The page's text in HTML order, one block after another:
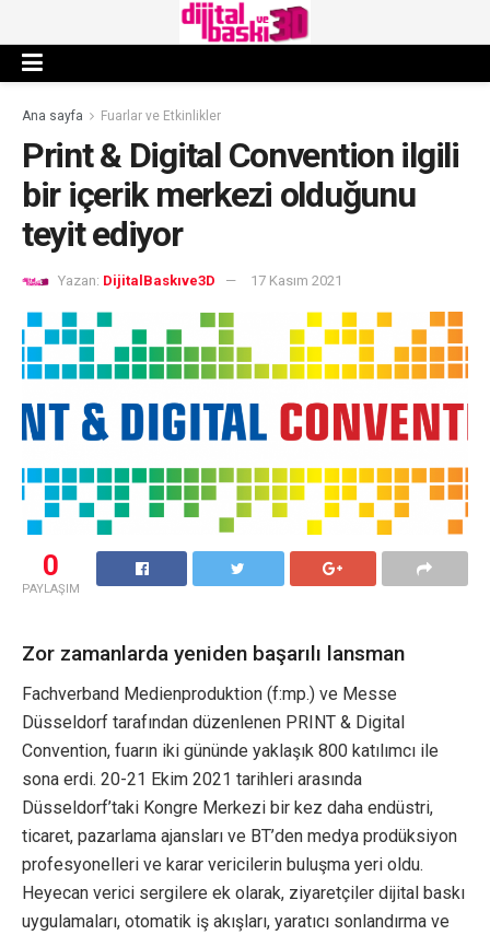
Ana sayfa Fuarlar ve Etkinlikler
Print & Digital Convention ilgili
bir içerik merkezi olduğunu
teyit ediyor
Yazan: DijitalBaskıve3D 17 Kasım 2021
0
PAYLAŞIM
Zor zamanlarda yeniden başarılı lansman
Fachverband Medienproduktion (f:mp.) ve Messe
Düsseldorf tarafından düzenlenen PRINT & Digital
Convention, fuarın iki gününde yaklaşık 800 katılımcı ile
sona erdi. 20-21 Ekim 2021 tarihleri arasında
Düsseldorf’taki Kongre Merkezi bir kez daha endüstri,
ticaret, pazarlama ajansları ve BT’den medya prodüksiyon
profesyonelleri ve karar vericilerin buluşma yeri oldu.
Heyecan verici sergilere ek olarak, ziyaretçiler dijital baskı
uygulamaları, otomatik iş akışları, yaratıcı sonlandırma ve